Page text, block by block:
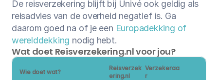
De reisverzekering blijft bij Univé ook geldig als
reisadvies van de overheid negatief is. Ga
daarom goed na of je een Europadekking of
werelddekking nodig hebt.
Wat doet Reisverzekering.nl voor jou?
Wie doet wat?
Reisverzek
ering.nl
Verzekeraa
r